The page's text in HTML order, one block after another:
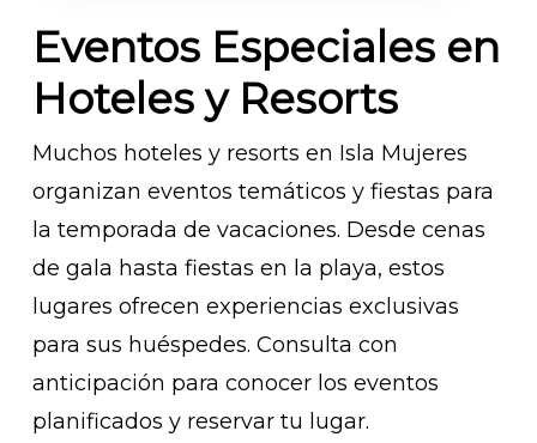
Eventos Especiales en
Hoteles y Resorts
Muchos hoteles y resorts en Isla Mujeres
organizan eventos temáticos y fiestas para
la temporada de vacaciones. Desde cenas
de gala hasta fiestas en la playa, estos
lugares ofrecen experiencias exclusivas
para sus huéspedes. Consulta con
anticipación para conocer los eventos
planificados y reservar tu lugar.